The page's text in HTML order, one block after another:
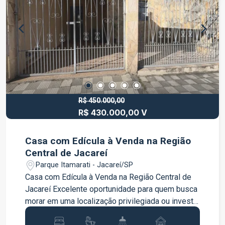
direct ou no WhatsApp para mais informações e
visitas! ?
R$ 450.000,00
R$ 430.000,00 V
Casa com Edícula à Venda na Região
Central de Jacareí
Parque Itamarati - Jacareí/SP
Casa com Edícula à Venda na Região Central de
Jacareí Excelente oportunidade para quem busca
morar em uma localização privilegiada ou investir
em um imóvel com potencial para renda extra. -